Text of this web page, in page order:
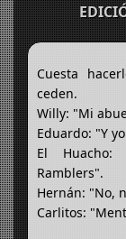
Cuesta
ceden.
Willy: "Mi
Eduardo: "Y
El Huacho:
Ramblers".
Hernán: "No,
Carlitos: